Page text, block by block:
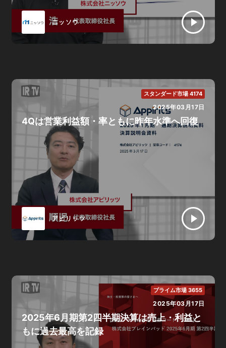
ニッソウ
スタンダード市場 4174
2025年03月17日
アピリッツ
4Qは営業利益額・率ともに昨年水準へ回復
プライム市場 3655
2025年03月17日
2025年6月期第2四半期決算は売上・利益と
もに過去最高を記録